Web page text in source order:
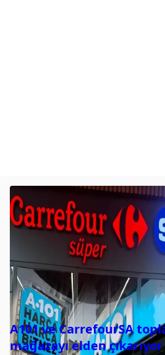
A101 ve CarrefourSA
mağazayı elden çıkarıyor